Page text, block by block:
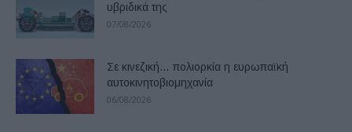
υβριδικά της
07/08/2026
Σε κινεζική… πολιορκία η ευρωπαϊκή
αυτοκινητοβιομηχανία
06/08/2026